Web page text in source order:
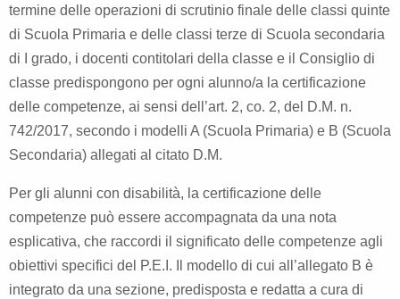
termine delle operazioni di scrutinio finale delle classi quinte
di Scuola Primaria e delle classi terze di Scuola secondaria
di I grado, i docenti contitolari della classe e il Consiglio di
classe predispongono per ogni alunno/a la certificazione
delle competenze, ai sensi dell’art. 2, co. 2, del D.M. n.
742/2017, secondo i modelli A (Scuola Primaria) e B (Scuola
Secondaria) allegati al citato D.M.
Per gli alunni con disabilità, la certificazione delle
competenze può essere accompagnata da una nota
esplicativa, che raccordi il significato delle competenze agli
obiettivi specifici del P.E.I. Il modello di cui all’allegato B è
integrato da una sezione, predisposta e redatta a cura di